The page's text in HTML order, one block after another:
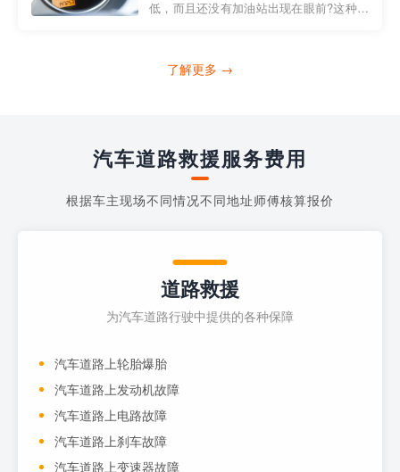
低，而且还没有加油站出现在眼前?这种情
打4006363122请求送油人员来帮助你。
了解更多 →
汽车道路救援服务费用
根据车主现场不同情况不同地址师傅核算报价
道路救援
为汽车道路行驶中提供的各种保障
汽车道路上轮胎爆胎
汽车道路上发动机故障
汽车道路上电路故障
汽车道路上刹车故障
汽车道路上变速器故障